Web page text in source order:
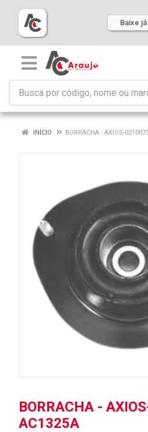
Baixe
INÍCIO BORRACHA - AXIOS-
BORRACHA -
AC1325A